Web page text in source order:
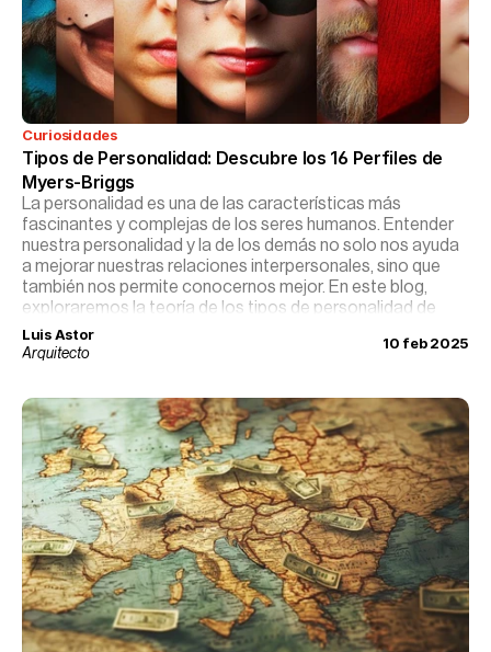
Curiosidades
Tipos de Personalidad: Descubre los 16 Perfiles de
Myers-Briggs
La personalidad es una de las características más
fascinantes y complejas de los seres humanos. Entender
nuestra personalidad y la de los demás no solo nos ayuda
a mejorar nuestras relaciones interpersonales, sino que
también nos permite conocernos mejor. En este blog,
exploraremos la teoría de los tipos de personalidad de
Myers-Briggs, una herramienta ampliamente utilizada en
psicología para comprender las diversas formas en que las
Luis Astor
Arquitecto
10 feb 2025